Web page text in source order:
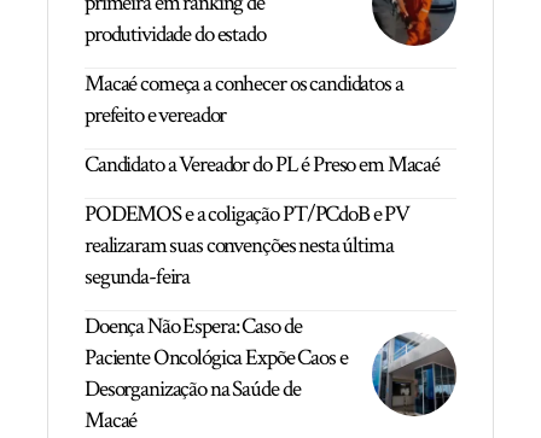
produtividade do estado
Macaé começa a conhecer os candidatos a
prefeito e vereador
Candidato a Vereador do PL é Preso em Macaé
PODEMOS e a coligação PT/PCdoB e PV
realizaram suas convenções nesta última
segunda-feira
Doença Não Espera: Caso de
Paciente Oncológica Expõe Caos e
Desorganização na Saúde de
Macaé